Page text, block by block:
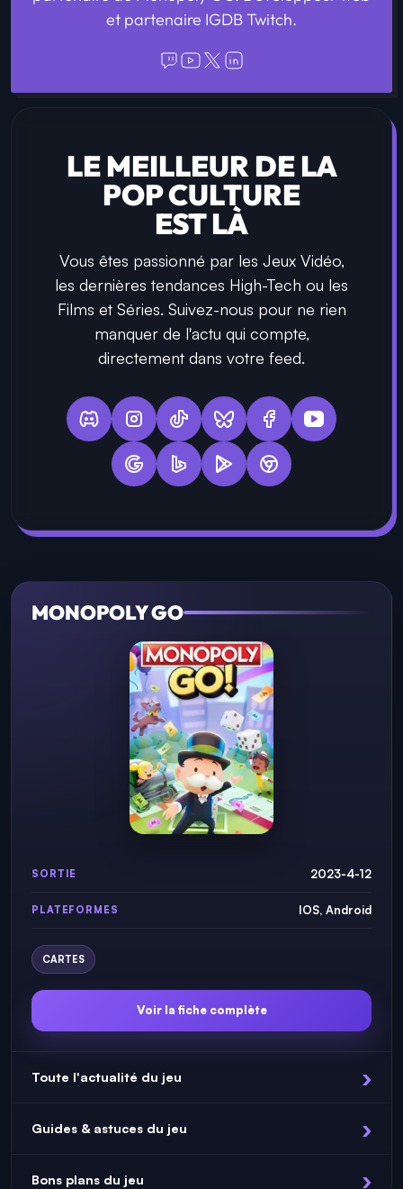
et partenaire IGDB Twitch.
LE MEILLEUR DE LA
POP CULTURE
EST LÀ
Vous êtes passionné par les Jeux Vidéo,
les dernières tendances High-Tech ou les
Films et Séries. Suivez-nous pour ne rien
manquer de l'actu qui compte,
directement dans votre feed.
MONOPOLY GO
SORTIE 2023-4-12
PLATEFORMES IOS, Android
CARTES
Voir la fiche complète
Toute l'actualité du jeu
Guides & astuces du jeu
Bons plans du jeu